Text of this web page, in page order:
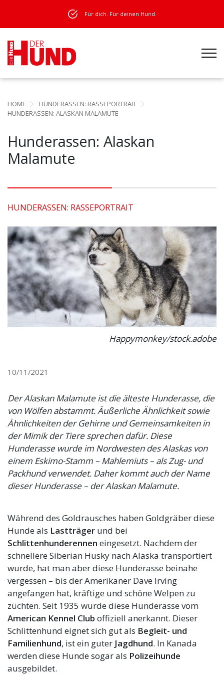
Für dich. Für deinen Hund.
HOME
HUNDERASSEN: RASSEPORTRAIT
HUNDERASSEN: ALASKAN MALAMUTE
Hunderassen: Alaskan
Malamute
HUNDERASSEN: RASSEPORTRAIT
Happymonkey/stock.adobe
10/11/2021
Der Alaskan Malamute ist die älteste Hunderasse, die
von Wölfen abstammt. Äußerliche Ähnlichkeit sowie
Ähnlichkeiten der Gehirne und Gemeinsamkeiten in
der Mimik der Tiere sprechen dafür. Diese
Hunderasse wurde im Nordwesten des Alaskas von
einem Eskimo-Stamm – Mahlemiuts – als Zug- und
Packhund verwendet. Daher kommt auch der Name
dieser Hunderasse – der Alaskan Malamute.
Während des Goldrausches haben Goldgräber diese
Hunde als Lastträger und bei
Schlittenhunderennen eingesetzt. Nachdem der
schnellere Siberian Husky nach Alaska transportiert
wurde, hat man aber diese Hunderasse beinahe
vergessen – bis der Amerikaner Dave Irving
angefangen hat, kräftige und schöne Welpen zu
züchten. Seit 1935 wurde diese Hunderasse vom
American Kennel Club offiziell anerkannt. Dieser
Schlittenhund eignet sich gut als Begleit- und
Familienhund, ist ein guter Jagdhund. In Kanada
werden diese Hunde sogar als Polizeihunde
ausgebildet.